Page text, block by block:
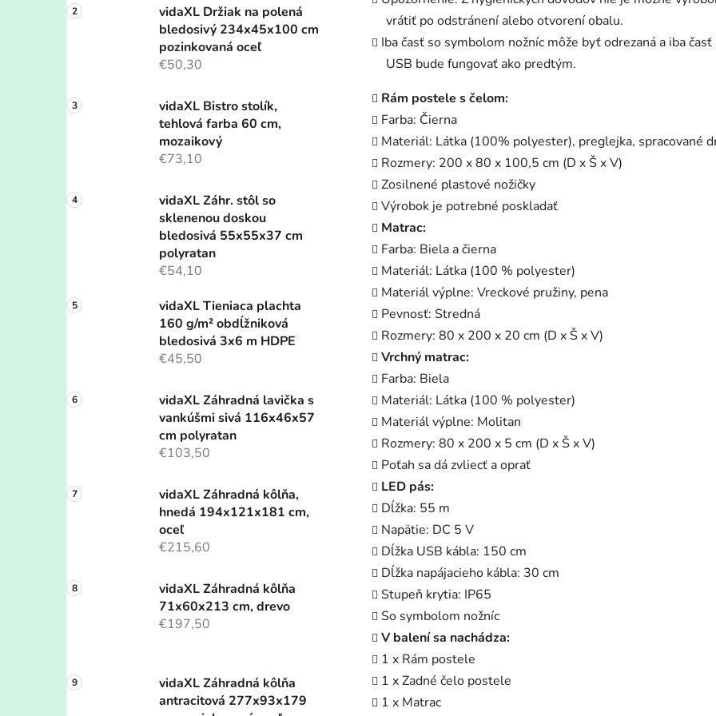
vidaXL Držiak na polená
bledosivý 234x45x100 cm
pozinkovaná oceľ
€50,30
vidaXL Bistro stolík,
tehlová farba 60 cm,
mozaikový
€73,10
vidaXL Záhr. stôl so
sklenenou doskou
bledosivá 55x55x37 cm
polyratan
€54,10
vidaXL Tieniaca plachta
160 g/m² obdĺžniková
bledosivá 3x6 m HDPE
€45,50
vidaXL Záhradná lavička s
vankúšmi sivá 116x46x57
cm polyratan
€103,50
vidaXL Záhradná kôlňa,
hnedá 194x121x181 cm,
oceľ
€215,60
vidaXL Záhradná kôlňa
71x60x213 cm, drevo
€197,50
vidaXL Záhradná kôlňa
antracitová 277x93x179
vrátiť po odstránení alebo otvorení obalu.
Iba časť so symbolom nožníc môže byť odrezaná a iba časť
USB bude fungovať ako predtým.
Rám postele s čelom:
Farba: Čierna
Materiál: Látka (100% polyester), preglejka, spracované
Rozmery: 200 x 80 x 100,5 cm (D x Š x V)
Zosilnené plastové nožičky
Výrobok je potrebné poskladať
Matrac:
Farba: Biela a čierna
Materiál: Látka (100 % polyester)
Materiál výplne: Vreckové pružiny, pena
Pevnosť: Stredná
Rozmery: 80 x 200 x 20 cm (D x Š x V)
Vrchný matrac:
Farba: Biela
Materiál: Látka (100 % polyester)
Materiál výplne: Molitan
Rozmery: 80 x 200 x 5 cm (D x Š x V)
Poťah sa dá zvliecť a oprať
LED pás:
Dĺžka: 55 m
Napätie: DC 5 V
Dĺžka USB kábla: 150 cm
Dĺžka napájacieho kábla: 30 cm
Stupeň krytia: IP65
So symbolom nožníc
V balení sa nachádza:
1 x Rám postele
1 x Zadné čelo postele
1 x Matrac